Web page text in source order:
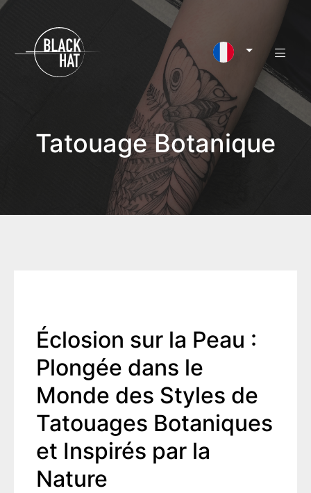
Tatouage Botanique
Éclosion sur la Peau :
Plongée dans le
Monde des Styles de
Tatouages Botaniques
et Inspirés par la
Nature